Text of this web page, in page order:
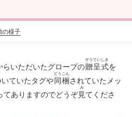
の様子
らいただいたグローブの贈呈式
ぞうていしき
を
ていたタグや同梱
どうこん
されていたメッ
てありますのでどうぞ見
み
てくださ